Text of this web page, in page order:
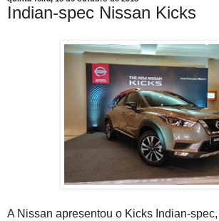
Indian-spec Nissan Kicks
A Nissan apresentou o Kicks Indian-